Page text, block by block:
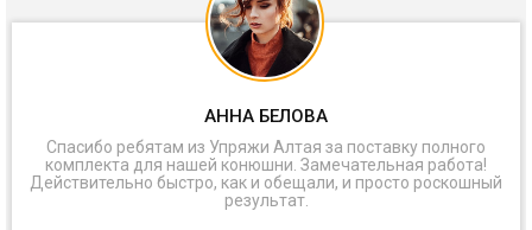
АННА БЕЛОВА
Спасибо ребятам из Упряжи Алтая за поставку полного
комплекта для нашей конюшни. Замечательная работа!
Действительно быстро, как и обещали, и просто роскошный
результат.